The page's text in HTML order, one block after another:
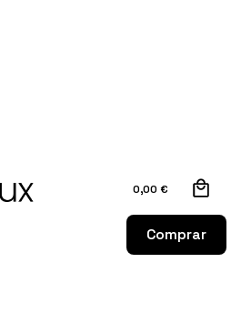
Comprar
0,00 €